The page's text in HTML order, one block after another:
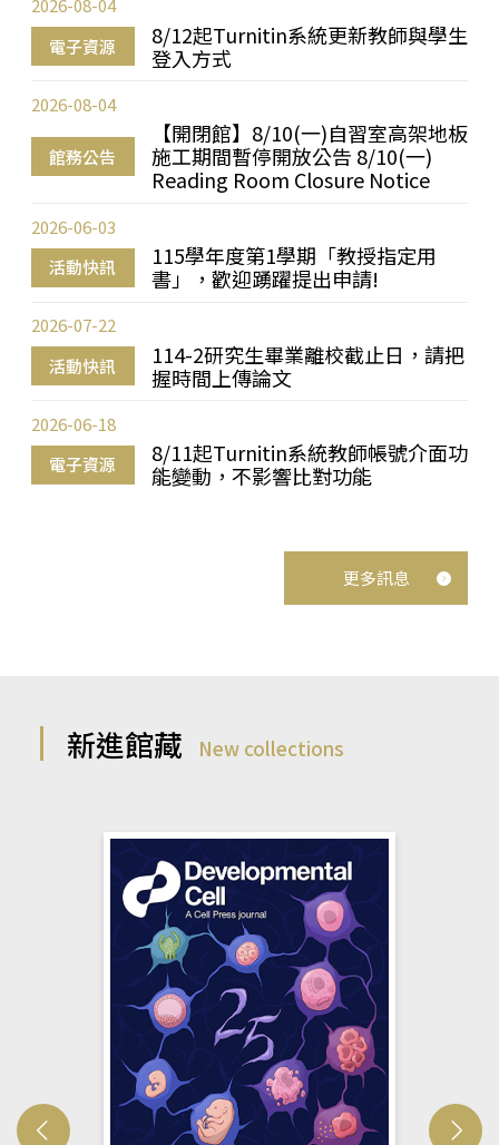
電子資源
8/12起Turnitin系統更新教師與學生
登入方式
2026-08-04
館務公告
【開閉館】8/10(一)自習室高架地板
施工期間暫停開放公告 8/10(一)
Reading Room Closure Notice
2026-08-04
活動快訊
115學年度第1學期「教授指定用
書」，歡迎踴躍提出申請!
2026-06-03
活動快訊
114-2研究生畢業離校截止日，請把
握時間上傳論文
2026-07-22
電子資源
8/11起Turnitin系統教師帳號介面功
能變動，不影響比對功能
2026-06-18
更多訊息
新進館藏 New collections